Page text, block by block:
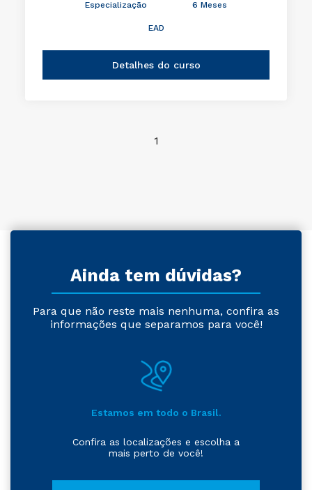
Especialização
6 Meses
EAD
Detalhes do curso
1
Ainda tem dúvidas?
Para que não reste mais nenhuma, confira as
informações que separamos para você!
Estamos em todo o Brasil.
Confira as localizações e escolha a
mais perto de você!